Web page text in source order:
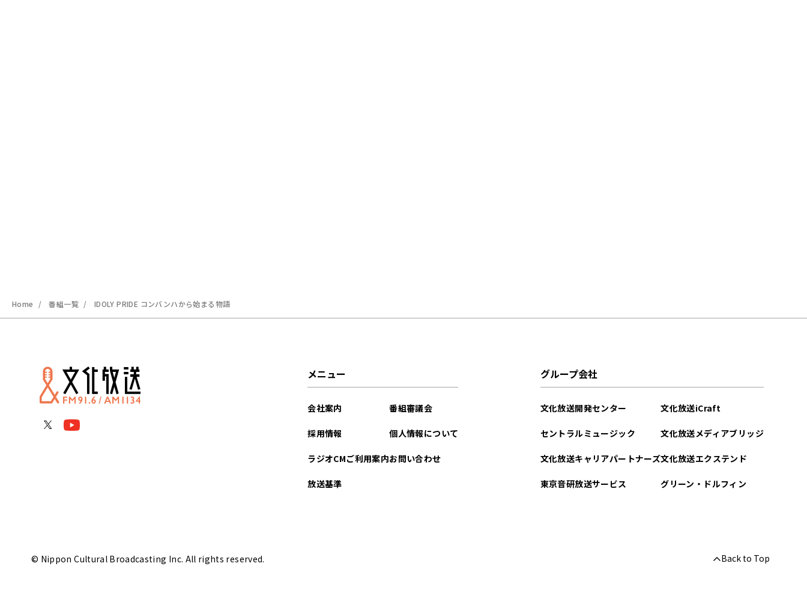
Home 番組一覧 IDOLY PRIDE コンバンハから始まる物語
メニュー
会社案内
採用情報
ラジオCMご利用案内
放送基準
番組審議会
個人情報について
お問い合わせ
グループ会社
文化放送開発センター
セントラルミュージック
文化放送キャリアパートナーズ
東京音研放送サービス
文化放送iCraft
文化放送メディアブリッジ
文化放送エクステンド
グリーン・ドルフィン
© Nippon Cultural Broadcasting Inc. All rights reserved. Back to Top